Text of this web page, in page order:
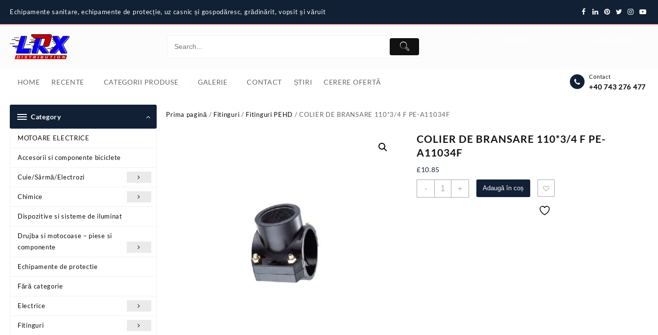
content
Echipamente sanitare, echipamente de protecție, uz casnic și gospodăresc, grădinărit, vopsit și văruit
HOME RECENTE CATEGORII PRODUSE GALERIE CONTACT ȘTIRI CERERE OFERTĂ
Contact
+40 743 276 477
Category
MOTOARE ELECTRICE
Accesorii si componente biciclete
Cuie/Sârmă/Electrozi
Chimice
Dispozitive si sisteme de iluminat
Drujba si motocoase – piese si
componente
Echipamente de protectie
Fără categorie
Electrice
Fitinguri
Prima pagină / Fitinguri / Fitinguri PEHD / COLIER DE BRANSARE 110*3/4 F PE-A11034F
COLIER DE BRANSARE 110*3/4 F PE-
A11034F
£10.85
-
Cantitate+ Adaugă în coș